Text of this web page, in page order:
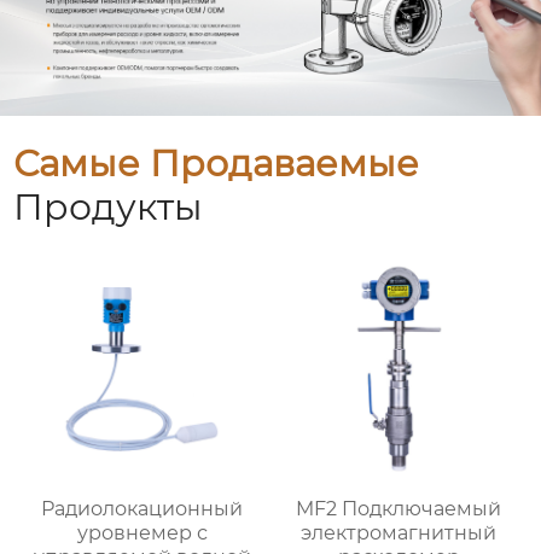
Самые Продаваемые
Продукты
Радиолокационный
уровнемер с
MF2 Подключаемый
электромагнитный